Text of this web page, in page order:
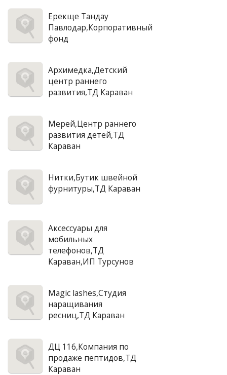
Ерекще Тандау
Павлодар,Корпоративный
фонд
Архимедка,Детский
центр раннего
развития,ТД Караван
Мерей,Центр раннего
развития детей,ТД
Караван
Нитки,Бутик швейной
фурнитуры,ТД Караван
Аксессуары для
мобильных
телефонов,ТД
Караван,ИП Турсунов
Magic lashes,Студия
наращивания
ресниц,ТД Караван
ДЦ 116,Компания по
продаже пептидов,ТД
Караван